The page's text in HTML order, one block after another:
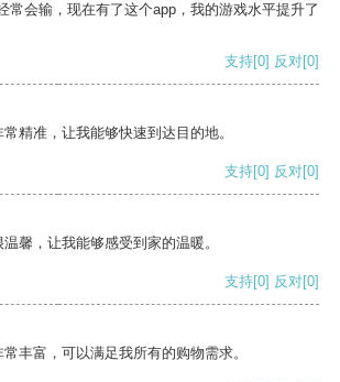
常会输，现在有了这个app，我的游戏水平提升了
支持[0] 反对[0]
精准，让我能够快速到达目的地。
支持[0] 反对[0]
馨，让我能够感受到家的温暖。
支持[0] 反对[0]
丰富，可以满足我所有的购物需求。